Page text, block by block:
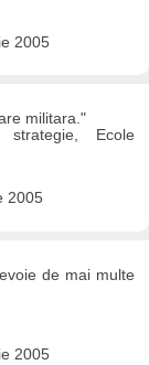
2005
militara."
Ecole
2005
de mai multe
2005